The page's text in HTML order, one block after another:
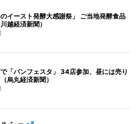
イースト発酵大感謝祭」 ご当地発酵食品
越経済新聞）
「パンフェスタ」 34店参加、昼には売り
烏丸経済新聞）